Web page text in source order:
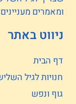
ומאמרים
ניווט באתר
דף הבית
חנויות לגיל
גוף ונפש